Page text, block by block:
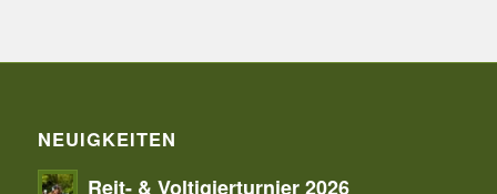
NEUIGKEITEN
Reit- & Voltigierturnier 2026